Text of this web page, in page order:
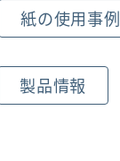
紙の使用事例
製品情報